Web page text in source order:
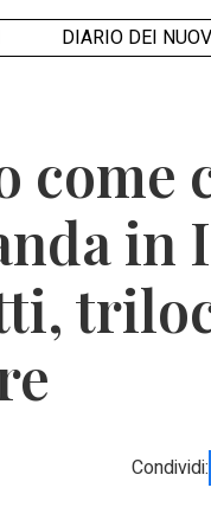
DIARIO DEI
come
in
Condividi: